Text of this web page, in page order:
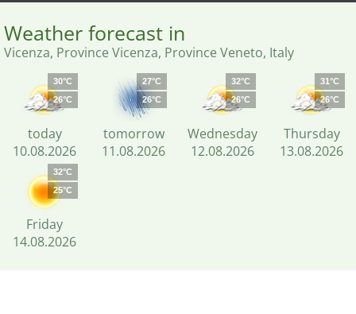
Weather forecast in
Vicenza, Province Vicenza, Province Veneto, Italy
30°C
26°C
today
10.08.2026
27°C
26°C
tomorrow
11.08.2026
32°C
26°C
Wednesday
12.08.2026
31°C
26°C
Thursday
13.08.2026
32°C
25°C
Friday
14.08.2026